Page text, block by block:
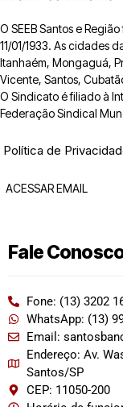
O SEEB Santos e
11/01/1933. As cidades
Itanhaém, Mongaguá,
Vicente, Santos,
O Sindicato é filiado à
Federação Sindical
Política de
ACESSAR EMAIL
Fale
Fone: (13) 3202
WhatsApp: (13)
Email:
Endereço: Av.
Santos/SP
CEP: 11050-200